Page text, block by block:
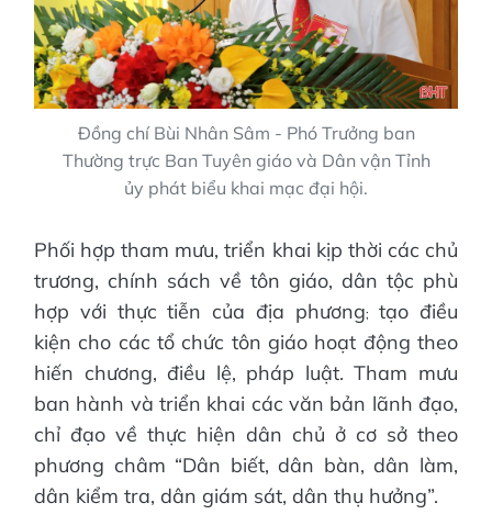
Đồng chí Bùi Nhân Sâm - Phó Trưởng ban
Thường trực Ban Tuyên giáo và Dân vận Tỉnh
ủy phát biểu khai mạc đại hội.
Phối hợp tham mưu, triển khai kịp thời các chủ
trương, chính sách về tôn giáo, dân tộc phù
hợp với thực tiễn của địa phương;
tạo điều
kiện cho các tổ chức tôn giáo hoạt động theo
hiến chương, điều lệ, pháp luật. Tham mưu
ban hành và triển khai các văn bản lãnh đạo,
chỉ đạo về thực hiện dân chủ ở cơ sở theo
phương châm “Dân biết, dân bàn, dân làm,
dân kiểm tra, dân giám sát, dân thụ hưởng”.